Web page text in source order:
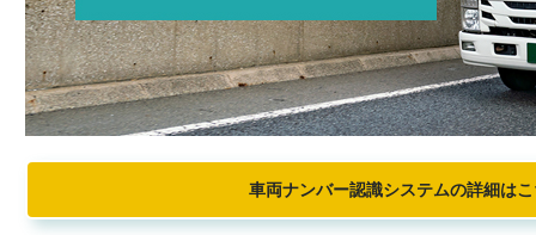
車両ナンバー認識システムの詳細は